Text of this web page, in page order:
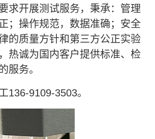
求开展测试服务，秉承：管理
；操作规范，数据准确；安全
的质量方针和第三方公正实验
热诚为国内客户提供标准、检
服务。
136-9109-3503。